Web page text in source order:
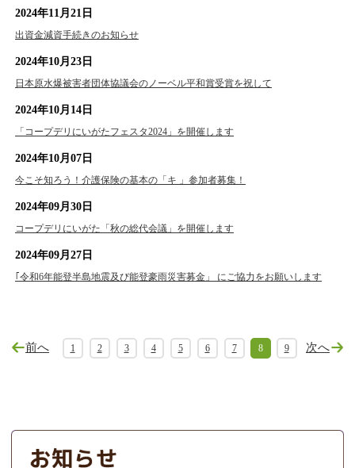
2024年11月21日
出資金減資手続きのお知らせ
2024年10月23日
日本原水爆被害者団体協議会のノーベル平和賞受賞を祝して
2024年10月14日
「コープデリにいがたフェスタ2024」を開催します
2024年10月07日
今こそ知ろう！介護保険の基本の「キ 」参加者募集！
2024年09月30日
コープデリにいがた「秋の総代会議」を開催します
2024年09月27日
｢令和6年能登半島地震及び能登豪雨災害募金」 にご協力をお願いします
前へ 1 2 3 4 5 6 7 8 9 次へ